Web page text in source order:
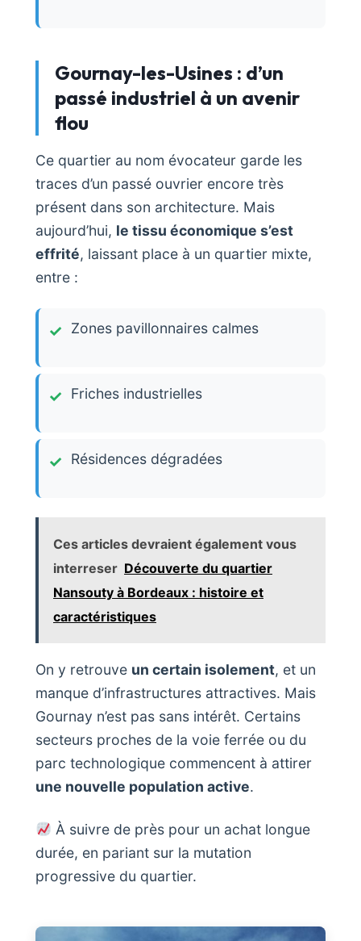
Gournay-les-Usines : d’un
passé industriel à un avenir
flou
Ce quartier au nom évocateur garde les
traces d’un passé ouvrier encore très
présent dans son architecture. Mais
aujourd’hui, le tissu économique s’est
effrité, laissant place à un quartier mixte,
entre :
Zones pavillonnaires calmes
Friches industrielles
Résidences dégradées
Ces articles devraient également vous
interreser Découverte du quartier
Nansouty à Bordeaux : histoire et
caractéristiques
On y retrouve un certain isolement, et un
manque d’infrastructures attractives. Mais
Gournay n’est pas sans intérêt. Certains
secteurs proches de la voie ferrée ou du
parc technologique commencent à attirer
une nouvelle population active.
À suivre de près pour un achat longue
durée, en pariant sur la mutation
progressive du quartier.